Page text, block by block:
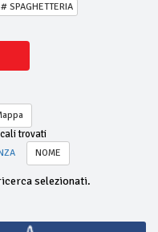
# SPAGHETTERIA
trovati
NOME
selezionati.